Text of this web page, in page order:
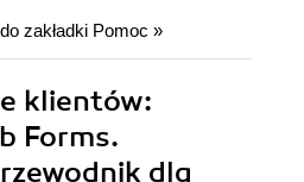
zakładki Pomoc »
klientów:
Forms.
dla